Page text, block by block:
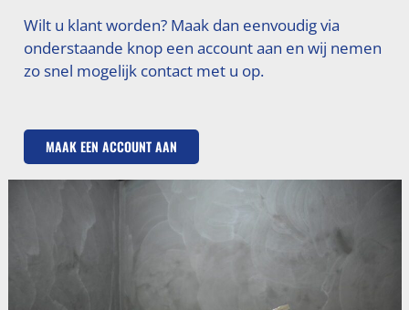
Wilt u klant worden? Maak dan eenvoudig via
onderstaande knop een account aan en wij nemen
zo snel mogelijk contact met u op.
MAAK EEN ACCOUNT AAN